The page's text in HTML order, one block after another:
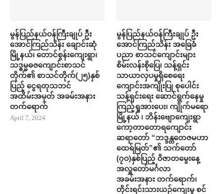
မွန်ပြည်နယ်ဝန်ကြီးချုပ် ဦး
အောင်ကြည်သိန်း ချောင်းဆုံ
မြို့နယ်၊ တောင်စွန်းကျေးရွာ၊
သဒ္ဓမ္မဓဇကျောင်းစာသင်
တိုက်၏ စာသင်တိုက်(၂၅)နှစ်
ပြည့် ငွေရတုသဘင်
အထိမ်းအမှတ် အခမ်းအနား
တက်​ရောက်
April 7, 2024
မွန်ပြည်နယ်ဝန်ကြီးချုပ် ဦး
အောင်ကြည်သိန်း အ​ခြေခံ
ပညာ စာသင်​ကျောင်းများ
စိမ်းလန်းစို​​ပြေ​၊ သန့်ရှင်း
သာယာလှ​ပ​မှုရှိ​စေရေး
ကျောင်းအကျိုးပြု စု​ပေါင်း
သန့်ရှင်း​ရေး ​ဆောင်ရွက်နေမှု
ကြည့်ရှုအား​ပေး၊ ကျိုက်မရော
မြို့နယ် ၊ ဘိန်းဗျောကျေးရွာ
ကော့တာတောရကျောင်း
ဆရာတော် “ဘဒ္ဒန္တတေဇမဟာ
ထေရ်မြတ်”၏ သက်တော်
(၇ဝ)နှစ်ပြည့် ဝိဇာတမွေးနေ့
အလှူတော်မင်္ဂလာ
အခမ်းအနား တက်​ရောက်၊
တိုင်းရင်းသားယဉ်ကျေးမှု စင်